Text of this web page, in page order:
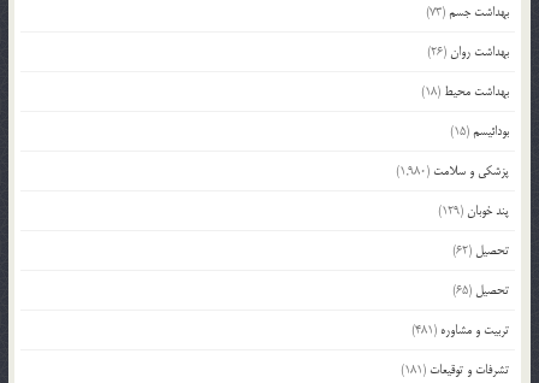
بهداشت جسم(73)
بهداشت روان(26)
بهداشت محیط (18)
بودائیسم(15)
پزشکی و سلامت (1,980)
پند خوبان(129)
تحصیل (62)
تحصیل (65)
تربیت و مشاوره (481)
تشرفات و توقیعات (181)